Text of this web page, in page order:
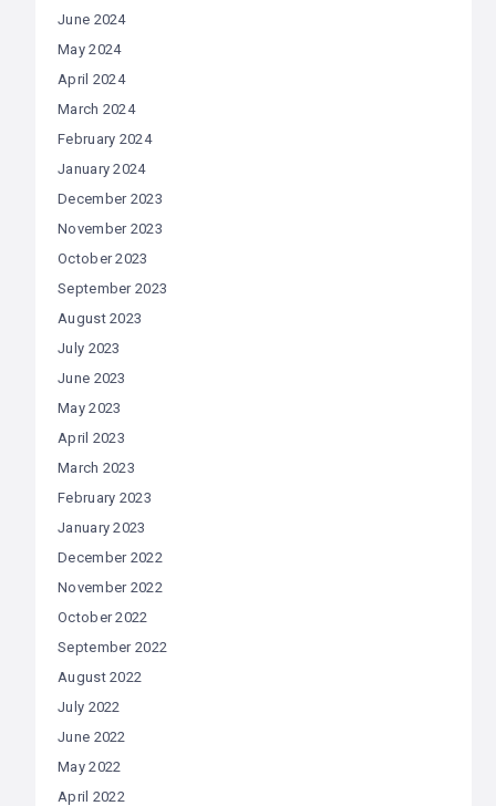
June 2024
May 2024
April 2024
March 2024
February 2024
January 2024
December 2023
November 2023
October 2023
September 2023
August 2023
July 2023
June 2023
May 2023
April 2023
March 2023
February 2023
January 2023
December 2022
November 2022
October 2022
September 2022
August 2022
July 2022
June 2022
May 2022
April 2022